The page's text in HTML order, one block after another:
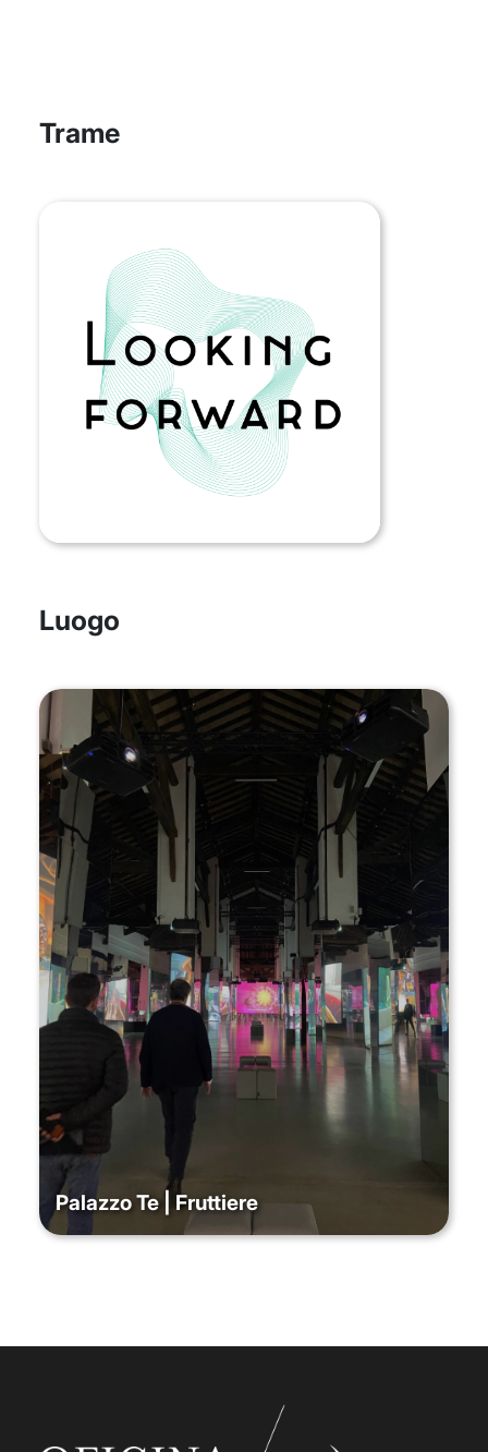
Trame
Luogo
Palazzo Te | Fruttiere